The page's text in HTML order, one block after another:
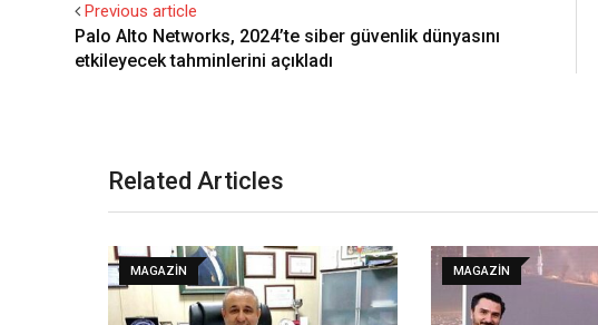
Previous article
Palo Alto Networks, 2024’te siber güvenlik dünyasını
etkileyecek tahminlerini açıkladı
Related Articles
MAGAZIN MAGAZIN